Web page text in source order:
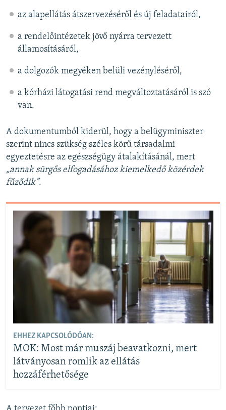
az alapellátás átszervezéséről és új feladatairól,
a rendelőintézetek jövő nyárra tervezett
államosításáról,
a dolgozók megyéken belüli vezényléséről,
a kórházi látogatási rend megváltoztatásáról is szó
van.
A dokumentumból kiderül, hogy a belügyminiszter
szerint nincs szükség széles körű társadalmi
egyeztetésre az egészségügy átalakításánál, mert
„annak sürgős elfogadásához kiemelkedő közérdek
fűződik”.
EHHEZ KAPCSOLÓDÓAN:
MOK: Most már muszáj beavatkozni, mert
látványosan romlik az ellátás
hozzáférhetősége